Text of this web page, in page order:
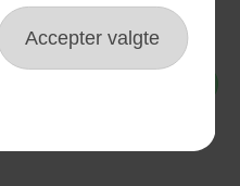
Rosendahl Grand Cru Soft
Tallerken - Ø23 - 4 stk.